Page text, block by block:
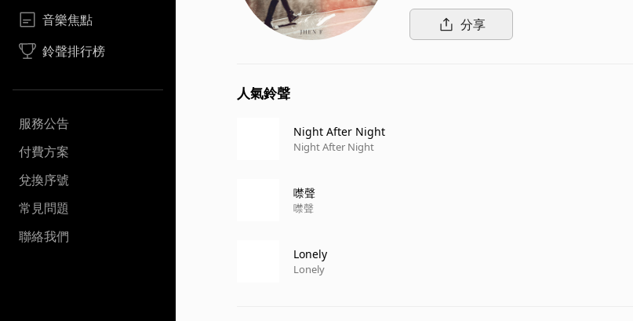
音樂焦點
鈴聲排行榜
服務公告
付費方案
兌換序號
常見問題
聯絡我們
分享
人氣鈴聲
Night After Night
Night After Night
噤聲
噤聲
Lonely
Lonely